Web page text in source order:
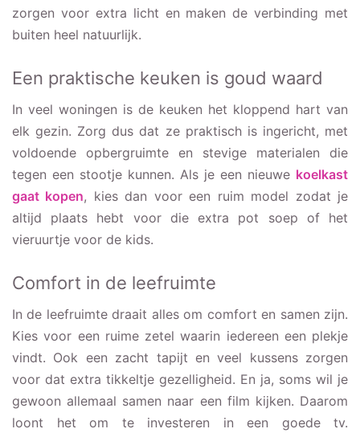
zorgen voor extra licht en maken de verbinding met
buiten heel natuurlijk.
Een praktische keuken is goud waard
In veel woningen is de keuken het kloppend hart van
elk gezin. Zorg dus dat ze praktisch is ingericht, met
voldoende opbergruimte en stevige materialen die
tegen een stootje kunnen. Als je een nieuwe koelkast
gaat kopen, kies dan voor een ruim model zodat je
altijd plaats hebt voor die extra pot soep of het
vieruurtje voor de kids.
Comfort in de leefruimte
In de leefruimte draait alles om comfort en samen zijn.
Kies voor een ruime zetel waarin iedereen een plekje
vindt. Ook een zacht tapijt en veel kussens zorgen
voor dat extra tikkeltje gezelligheid. En ja, soms wil je
gewoon allemaal samen naar een film kijken. Daarom
loont het om te investeren in een goede tv.